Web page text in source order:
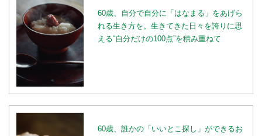
60歳、自分で自分に「はなまる」をあげら
れる生き方を。生きてきた日々を誇りに思
える“自分だけの100点”を積み重ねて
60歳、誰かの「いいとこ探し」ができるお